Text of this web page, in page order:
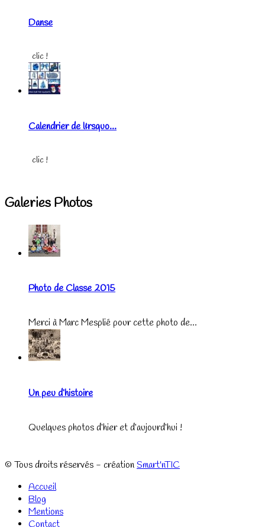
Danse
clic !
Calendrier de l&rsquo...
clic !
Galeries Photos
Photo de Classe 2015
Merci à Marc Mesplié pour cette photo de...
Un peu d’histoire
Quelques photos d’hier et d’aujourd’hui !
© Tous droits réservés - création Smart'nTIC
Accueil
Blog
Mentions
Contact